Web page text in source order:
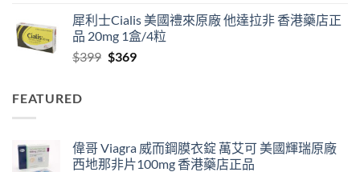
$799
through
犀利士Cialis 美國禮來原廠 他達拉非 香港藥店正
品 20mg 1盒/4粒
$399 Original
$369Current
FEATURED
偉哥 Viagra 威而鋼膜衣錠 萬艾可 美國輝瑞原廠
西地那非片100mg 香港藥店正品